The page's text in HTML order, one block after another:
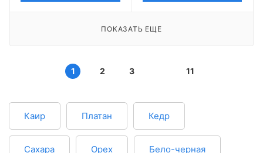
ПОКАЗАТЬ ЕЩЕ
1 2 3 11
Каир Платан Кедр
Сахара Орех Бело-черная